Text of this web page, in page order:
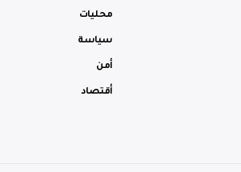
محليات
سياسة
أمن
أقتصاد